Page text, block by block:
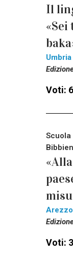
Il
Umbria
Voti:
Scuola
Arezzo
Voti: